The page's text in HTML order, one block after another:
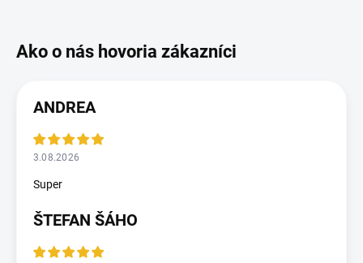
ANDREA
3.08.2026
Super
ŠTEFAN ŠÁHO